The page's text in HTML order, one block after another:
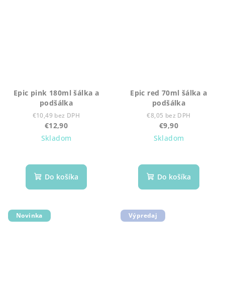
Epic pink 180ml šálka a
podšálka
€10,49 bez DPH
€12,90
Skladom
Do košíka
Epic red 70ml šálka a
podšálka
€8,05 bez DPH
€9,90
Skladom
Do košíka
Novinka Výpredaj